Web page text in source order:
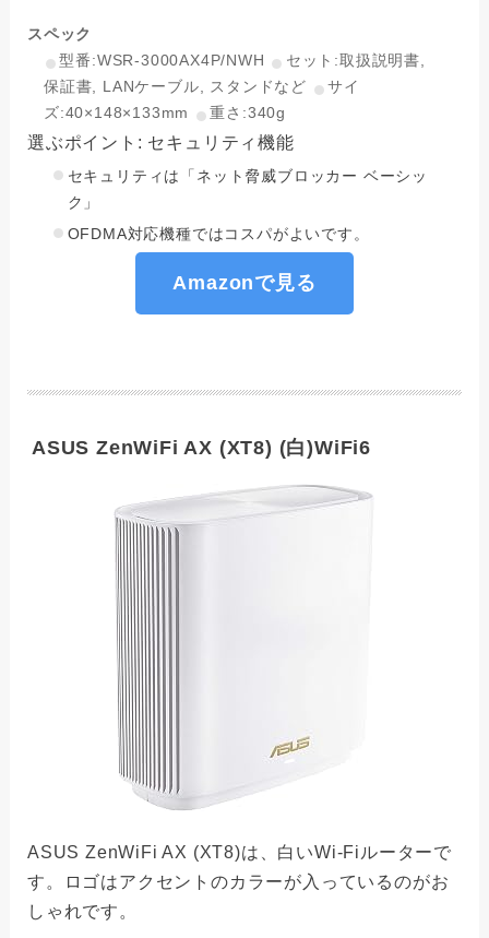
スペック
型番:WSR-3000AX4P/NWH
セット:取扱説明書,
保証書, LANケーブル, スタンドなど
サイ
ズ:40×148×133mm
重さ:340g
選ぶポイント: セキュリティ機能
セキュリティは「ネット脅威ブロッカー ベーシッ
ク」
OFDMA対応機種ではコスパがよいです。
Amazonで見る
ASUS ZenWiFi AX (XT8) (白)WiFi6
ASUS ZenWiFi AX (XT8)は、白いWi-Fiルーターで
す。ロゴはアクセントのカラーが入っているのがお
しゃれです。